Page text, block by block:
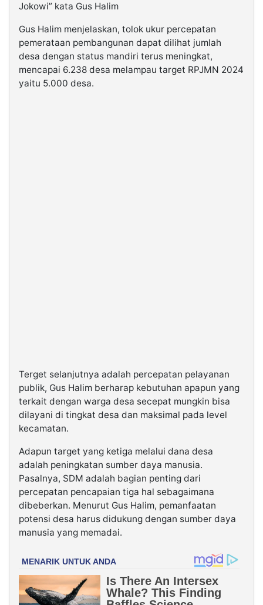
Jokowi” kata Gus Halim
Gus Halim menjelaskan, tolok ukur percepatan
pemerataan pembangunan dapat dilihat jumlah
desa dengan status mandiri terus meningkat,
mencapai 6.238 desa melampau target RPJMN 2024
yaitu 5.000 desa.
Terget selanjutnya adalah percepatan pelayanan
publik, Gus Halim berharap kebutuhan apapun yang
terkait dengan warga desa secepat mungkin bisa
dilayani di tingkat desa dan maksimal pada level
kecamatan.
Adapun target yang ketiga melalui dana desa
adalah peningkatan sumber daya manusia.
Pasalnya, SDM adalah bagian penting dari
percepatan pencapaian tiga hal sebagaimana
dibeberkan. Menurut Gus Halim, pemanfaatan
potensi desa harus didukung dengan sumber daya
manusia yang memadai.